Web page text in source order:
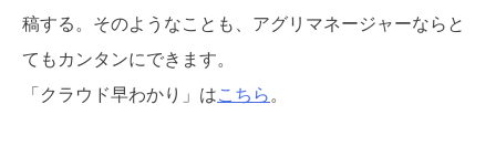
稿する。そのようなことも、アグリマネージャーならと
てもカンタンにできます。
「クラウド早わかり」はこちら 。